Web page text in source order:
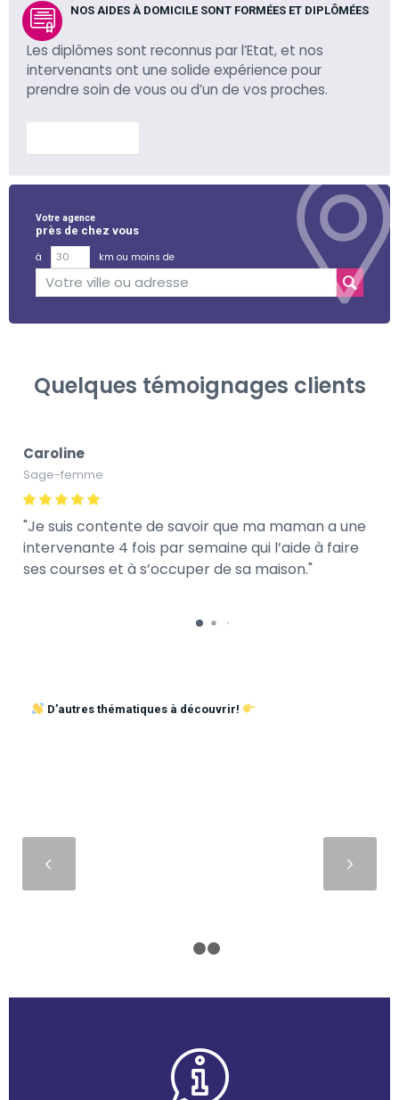
NOS AIDES À DOMICILE SONT FORMÉES ET DIPLÔMÉES
Les diplômes sont reconnus par l’Etat, et nos
intervenants ont une solide expérience pour
prendre soin de vous ou d’un de vos proches.
Votre agence
près de chez vous
à
km ou moins de
Quelques témoignages clients
Caroline
Sage-femme
Je suis contente de savoir que ma maman a une
intervenante 4 fois par semaine qui l’aide à faire
ses courses et à s’occuper de sa maison.
D’autres thématiques à découvrir!